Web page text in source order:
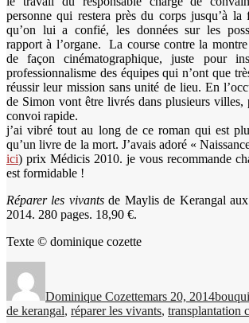
personne qui restera près du corps jusqu’à la
qu’on lui a confié, les données sur les
rapport à l’organe. La course contre la
de façon cinématographique, juste pour
professionnalisme des équipes qui n’ont que
réussir leur mission sans unité de lieu. En
de Simon vont être livrés dans plusieurs villes,
convoi rapide.
j’ai vibré tout au long de ce roman qui est
qu’un livre de la mort. J’avais adoré «
ici) prix Médicis 2010. je vous recommande
est formidable !
Réparer les vivantsde Maylis de Kerangal
2014. 280 pages. 18,90 €.
Texte © dominique cozette
Dominique Cozettemars 20, 2014
de kerangal, réparer les vivants, transplantation